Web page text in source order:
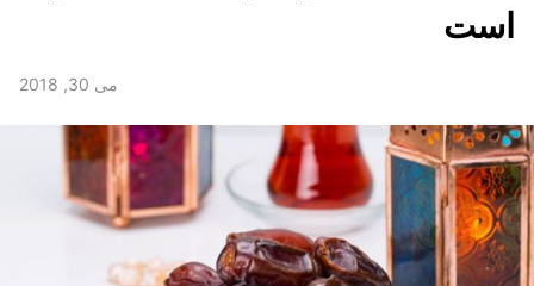
است
می 30, 2018